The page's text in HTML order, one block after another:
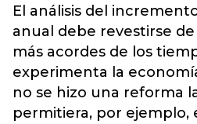
El análisis del
anual debe revestirse
más acordes de los
experimenta la
no se hizo una reforma
permitiera, por ejemplo,